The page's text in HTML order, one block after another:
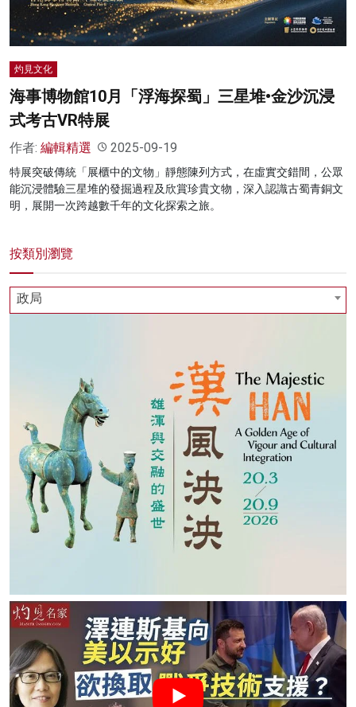
灼見活動
灼見文化
海事博物館10月「浮海探蜀」三星堆•金沙沉浸
式考古VR特展
作者: 編輯精選 2025-09-19
特展突破傳統「展櫃中的文物」靜態陳列方式，在虛實交錯間，公眾
能沉浸體驗三星堆的發掘過程及欣賞珍貴文物，深入認識古蜀青銅文
明，展開一次跨越數千年的文化探索之旅。
按類別瀏覽
政局